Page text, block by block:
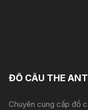
ĐỒ CÂU THE
Chuyên cung cấp đồ